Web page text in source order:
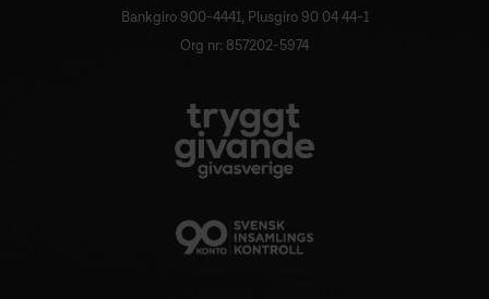
Bankgiro 900-4441, Plusgiro 90 04 44-1
Org nr: 857202-5974